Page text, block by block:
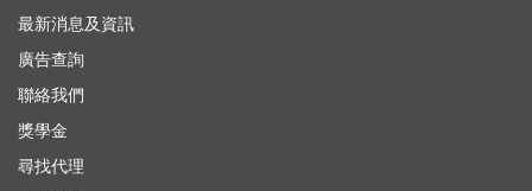
最新消息及資訊
廣告查詢
聯絡我們
獎學金
尋找代理